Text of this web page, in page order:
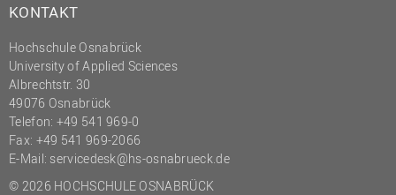
KONTAKT
Hochschule Osnabrück
University of Applied Sciences
Albrechtstr. 30
49076 Osnabrück
Telefon: +49 541 969-0
Fax: +49 541 969-2066
E-Mail: servicedesk@hs-osnabrueck.de
© 2026 HOCHSCHULE OSNABRÜCK